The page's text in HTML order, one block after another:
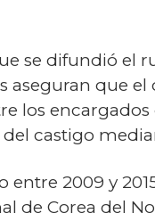
se difundió el
aseguran que
los
castigo
2009 y
de Corea del